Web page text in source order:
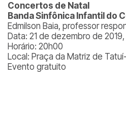
Concertos de Natal
Banda Sinfônica Infantil do
Edmilson Baia, professor
Data: 21 de dezembro de
Horário: 20h00
Local: Praça da Matriz de
Evento gratuito